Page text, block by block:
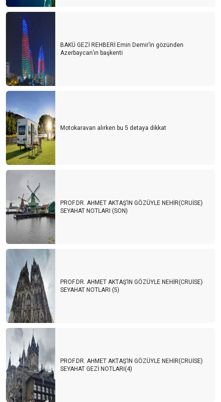
BAKÜ GEZİ REHBERİ Emin Demir’in gözünden
Azerbaycan’ın başkenti
Motokaravan alırken bu 5 detaya dikkat
PROF.DR. AHMET AKTAŞ’IN GÖZÜYLE NEHİR(CRUİSE)
SEYAHAT NOTLARI (SON)
PROF.DR. AHMET AKTAŞ’IN GÖZÜYLE NEHİR(CRUİSE)
SEYAHAT NOTLARI (5)
PROF.DR. AHMET AKTAŞ’IN GÖZÜYLE NEHİR(CRUİSE)
SEYAHAT GEZİ NOTLARI(4)